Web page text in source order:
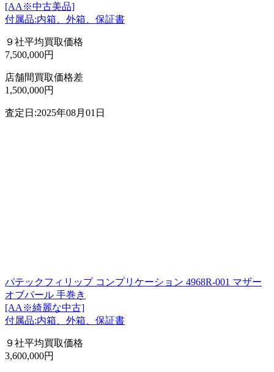
[AA※中古美品]
付属品:内箱、外箱、保証書
９社平均買取価格
7,500,000円
店舗間買取価格差
1,500,000円
査定日:2025年08月01日
パテックフィリップ コンプリケーション 4968R-001 マザー
オブパール 手巻き
[AA※綺麗な中古]
付属品:内箱、外箱、保証書
９社平均買取価格
3,600,000円